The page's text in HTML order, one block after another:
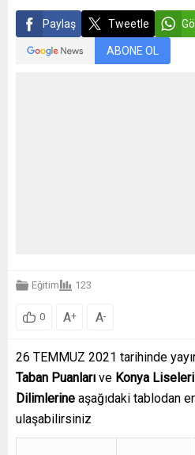
Paylaş Tweetle
ABONE OL
Eğitim 123
0 A+ A-
26 TEMMUZ 2021 tarihinde
Taban Puanları ve Konya
Dilimlerine aşağıdaki tablodan
ulaşabilirsiniz